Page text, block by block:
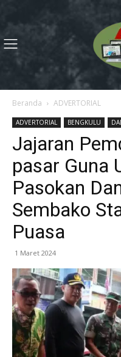
Beranda ADVERTORIAL
ADVERTORIAL BENGKULU
Jajaran
pasar Guna
Pasokan
Sembako
Puasa
1 Maret 2024